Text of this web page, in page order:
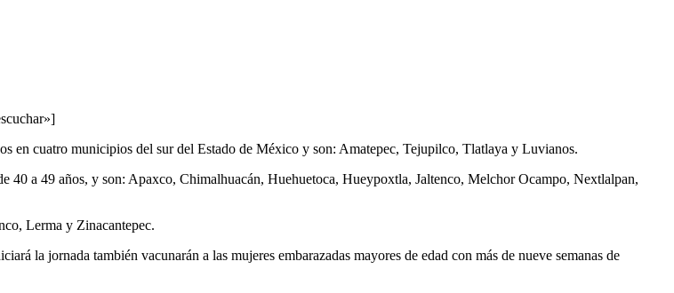
en cuatro municipios del sur del Estado de México y son: Amatepec, Tejupilco, Tlatlaya y Luvianos.
40 a 49 años, y son: Apaxco, Chimalhuacán, Huehuetoca, Hueypoxtla, Jaltenco, Melchor Ocampo, Nextlalpan,
Lerma y Zinacantepec.
la jornada también vacunarán a las mujeres embarazadas mayores de edad con más de nueve semanas de